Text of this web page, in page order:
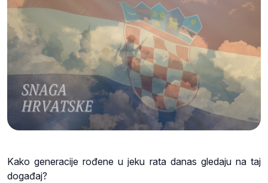
Kako generacije rođene u jeku rata danas gledaju na taj
događaj?